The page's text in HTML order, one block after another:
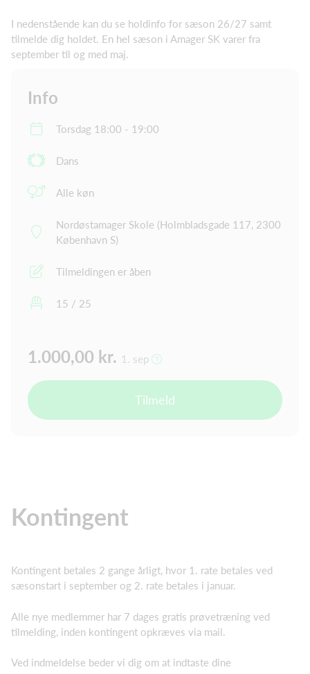
I nedenstående kan du se holdinfo for sæson 26/27 samt
tilmelde dig holdet. En hel sæson i Amager SK varer fra
september til og med maj.
Info
Torsdag 18:00 - 19:00
Dans
Alle køn
Nordøstamager Skole (Holmbladsgade 117, 2300
København S)
Tilmeldingen er åben
15 / 25
1.000,00 kr. 1. sep
Tilmeld
Kontingent
Kontingent betales 2 gange årligt, hvor 1. rate betales ved
sæsonstart i september og 2. rate betales i januar.
Alle nye medlemmer har 7 dages gratis prøvetræning ved
tilmelding, inden kontingent opkræves via mail.
Ved indmeldelse beder vi dig om at indtaste dine